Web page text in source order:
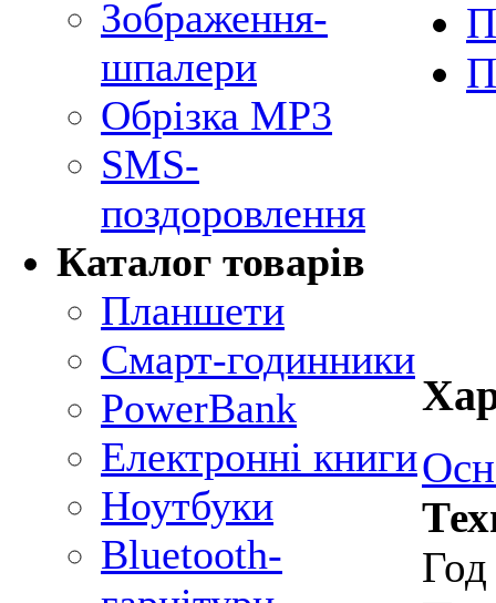
Зображення-
шпалери
Обрізка MP3
SMS-
поздоровлення
Каталог товарів
Планшети
Смарт-годинники
PowerBank
Електронні книги
Ноутбуки
Bluetooth-